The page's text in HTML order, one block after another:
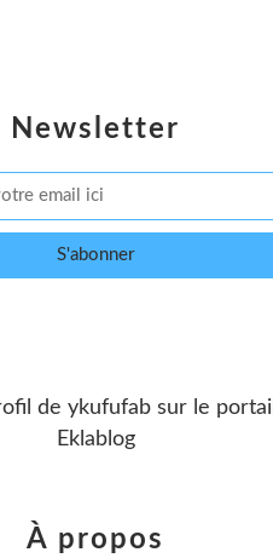
Newsletter
de ykufufab sur le portail
Eklablog
À propos